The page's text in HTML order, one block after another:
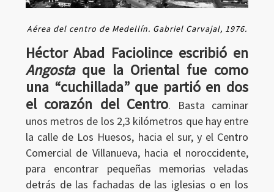
Aérea del centro de Medellín. Gabriel Carvajal, 1976.
Héctor Abad Faciolince escribió en
Angostaque la Oriental fue como
una “cuchillada” que partió en dos
el corazón del Centro. Basta caminar
unos metros de los 2,3 kilómetros que hay entre
la calle de Los Huesos, hacia el sur, y el Centro
Comercial de Villanueva, hacia el noroccidente,
para encontrar pequeñas memorias veladas
detrás de las fachadas de las iglesias o en los